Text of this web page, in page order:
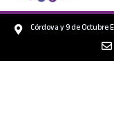
Córdova y 9 de Octubre